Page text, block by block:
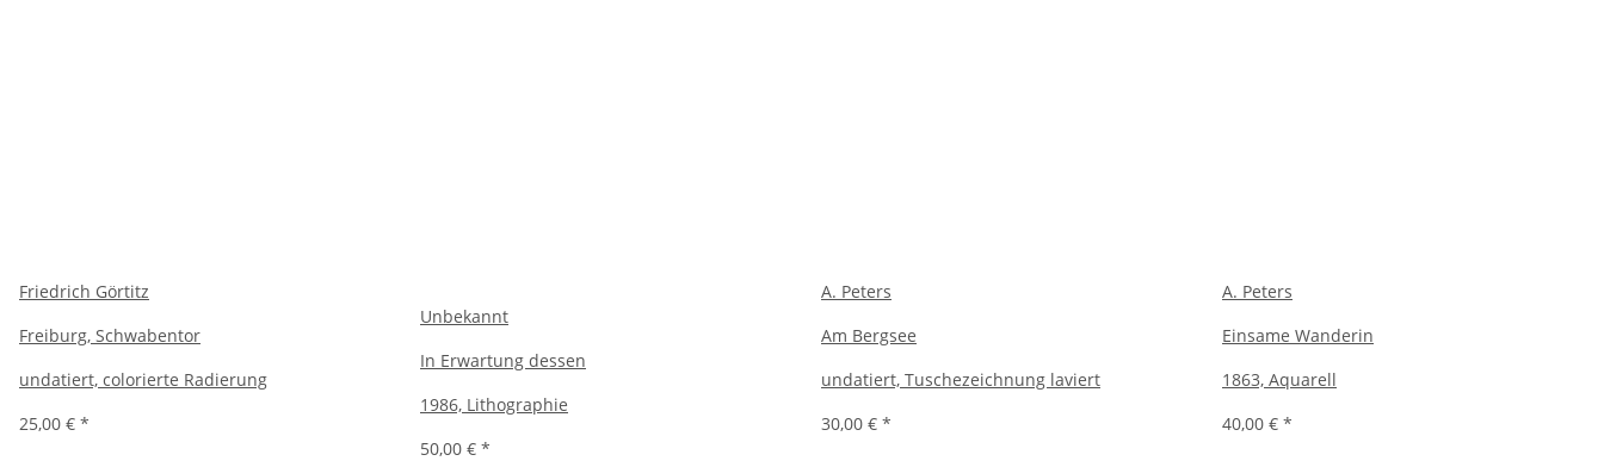
Friedrich Görtitz
Freiburg, Schwabentor
undatiert, colorierte Radierung
25,00 € *
Unbekannt
In Erwartung dessen
1986, Lithographie
50,00 € *
A. Peters
Am Bergsee
undatiert, Tuschezeichnung laviert
30,00 € *
A. Peters
Einsame Wanderin
1863, Aquarell
40,00 € *